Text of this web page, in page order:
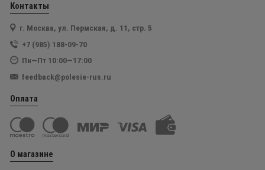
Контакты
г. Москва, ул. Пермская, д. 11, стр. 5
+7 (985) 188-09-70
Пн—Пт 10:00—17:00
feedback@polesie-rus.ru
Оплата
О магазине